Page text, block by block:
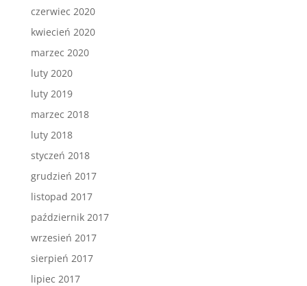
czerwiec 2020
kwiecień 2020
marzec 2020
luty 2020
luty 2019
marzec 2018
luty 2018
styczeń 2018
grudzień 2017
listopad 2017
październik 2017
wrzesień 2017
sierpień 2017
lipiec 2017